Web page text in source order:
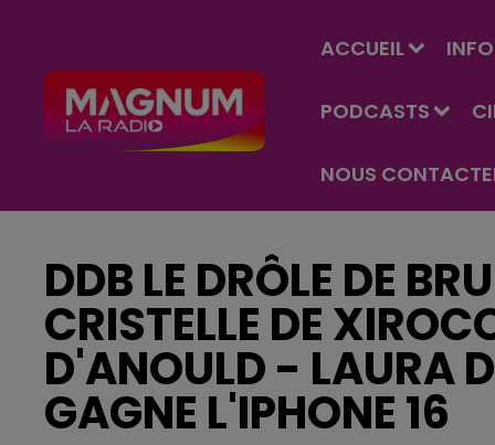
ACCUEIL
PODCASTS
NOUS
DDB LE DRÔLE DE
CRISTELLE DE
D'ANOULD - LAURA
GAGNE L'IPHONE 16